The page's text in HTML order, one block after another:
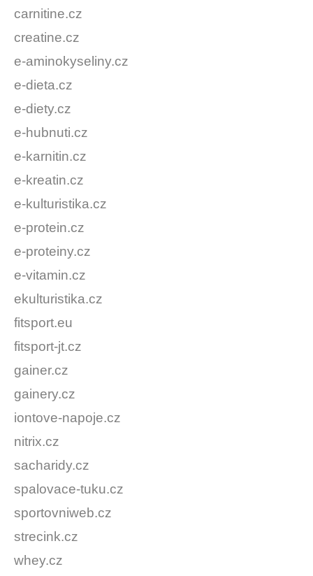
carnitine.cz
creatine.cz
e-aminokyseliny.cz
e-dieta.cz
e-diety.cz
e-hubnuti.cz
e-karnitin.cz
e-kreatin.cz
e-kulturistika.cz
e-protein.cz
e-proteiny.cz
e-vitamin.cz
ekulturistika.cz
fitsport.eu
fitsport-jt.cz
gainer.cz
gainery.cz
iontove-napoje.cz
nitrix.cz
sacharidy.cz
spalovace-tuku.cz
sportovniweb.cz
strecink.cz
whey.cz